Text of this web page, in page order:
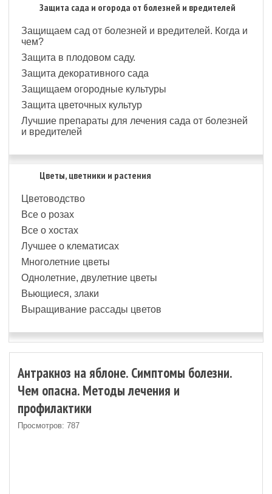
Защита сада и огорода от болезней и вредителей
Защищаем сад от болезней и вредителей. Когда и
чем?
Защита в плодовом саду.
Защита декоративного сада
Защищаем огородные культуры
Защита цветочных культур
Лучшие препараты для лечения сада от болезней
и вредителей
Цветы, цветники и растения
Цветоводство
Все о розах
Все о хостах
Лучшее о клематисах
Многолетние цветы
Однолетние, двулетние цветы
Вьющиеся, злаки
Выращивание рассады цветов
Антракноз на яблоне. Симптомы болезни.
Чем опасна. Методы лечения и
профилактики
Просмотров: 787